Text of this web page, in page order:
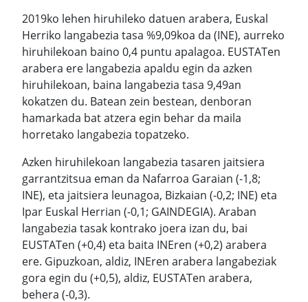
2019ko lehen hiruhileko datuen arabera, Euskal
Herriko langabezia tasa %9,09koa da (INE), aurreko
hiruhilekoan baino 0,4 puntu apalagoa. EUSTATen
arabera ere langabezia apaldu egin da azken
hiruhilekoan, baina langabezia tasa 9,49an
kokatzen du. Batean zein bestean, denboran
hamarkada bat atzera egin behar da maila
horretako langabezia topatzeko.
Azken hiruhilekoan langabezia tasaren jaitsiera
garrantzitsua eman da Nafarroa Garaian (-1,8;
INE), eta jaitsiera leunagoa, Bizkaian (-0,2; INE) eta
Ipar Euskal Herrian (-0,1; GAINDEGIA). Araban
langabezia tasak kontrako joera izan du, bai
EUSTATen (+0,4) eta baita INEren (+0,2) arabera
ere. Gipuzkoan, aldiz, INEren arabera langabeziak
gora egin du (+0,5), aldiz, EUSTATen arabera,
behera (-0,3).